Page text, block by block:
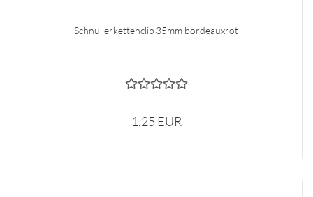
Schnullerkettenclip 35mm bordeauxrot
1,25 EUR